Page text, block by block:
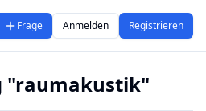
Frage Anmelden Registrieren
"raumakustik"